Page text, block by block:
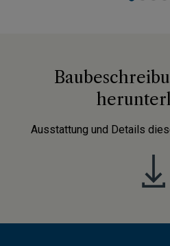
Ausstattung und Details